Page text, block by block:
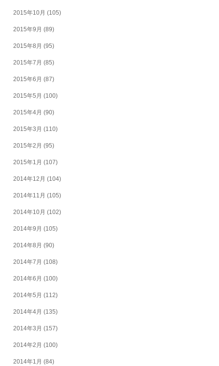
2015年10月 (105)
2015年9月 (89)
2015年8月 (95)
2015年7月 (85)
2015年6月 (87)
2015年5月 (100)
2015年4月 (90)
2015年3月 (110)
2015年2月 (95)
2015年1月 (107)
2014年12月 (104)
2014年11月 (105)
2014年10月 (102)
2014年9月 (105)
2014年8月 (90)
2014年7月 (108)
2014年6月 (100)
2014年5月 (112)
2014年4月 (135)
2014年3月 (157)
2014年2月 (100)
2014年1月 (84)